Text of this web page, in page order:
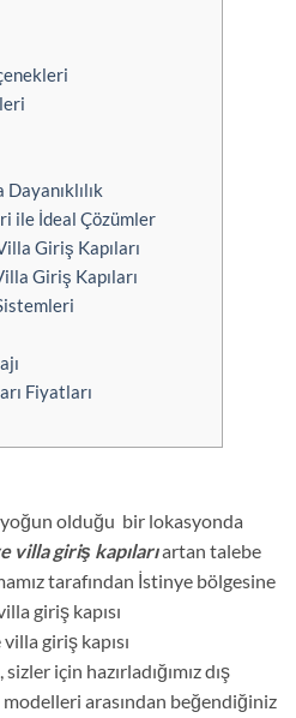
ile İdeal Çözümler
Giriş Kapıları
Giriş Kapıları
Fiyatları
olduğu bir lokasyonda
villa giriş kapılarıartan talebe
tarafından İstinye bölgesine
giriş kapısı
giriş kapısı
için hazırladığımız dış
modelleri arasından beğendiğiniz